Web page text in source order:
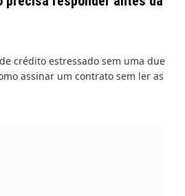
crédito estressado sem uma due
assinar um contrato sem ler as